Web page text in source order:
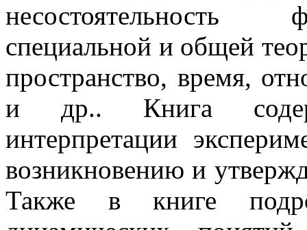
несостоятельность
специальной и общей
пространство, время,
и др.. Книга
интерпретации
возникновению и
Также в книге